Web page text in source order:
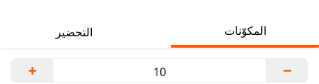
المكوّنات
التحضير